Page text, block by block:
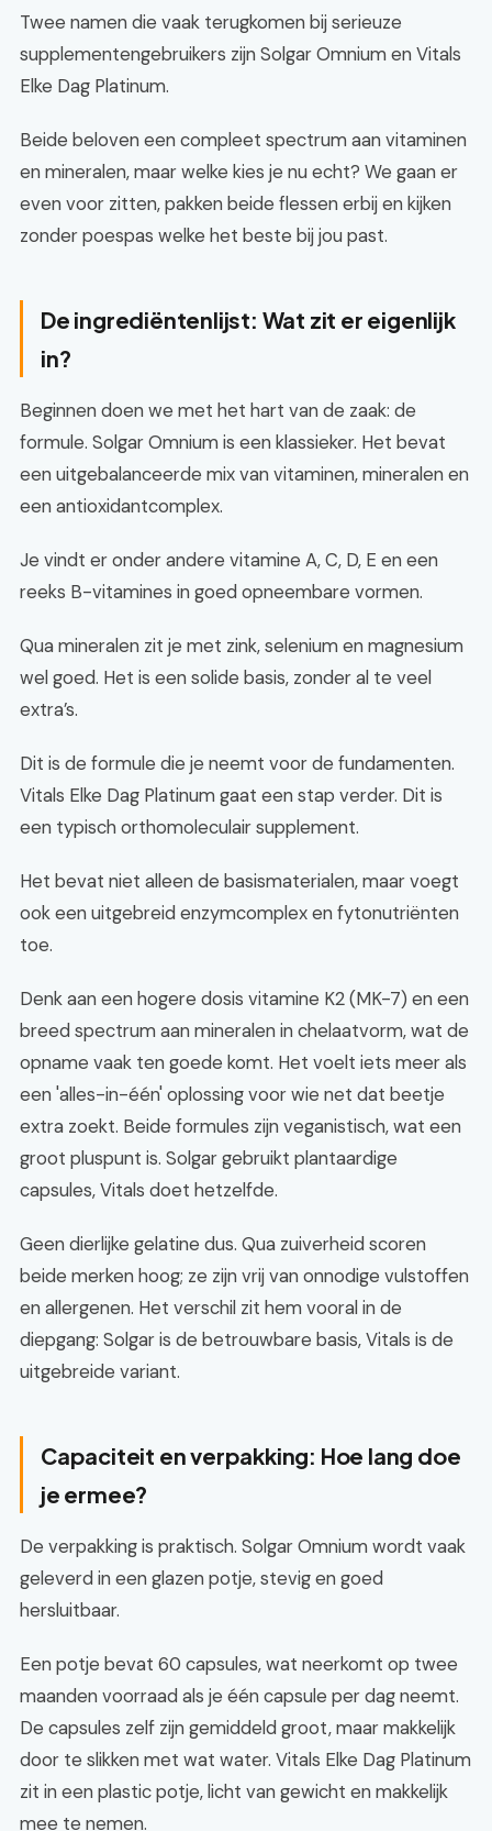
Twee namen die vaak terugkomen bij serieuze
supplementengebruikers zijn Solgar Omnium en Vitals
Elke Dag Platinum.
Beide beloven een compleet spectrum aan vitaminen
en mineralen, maar welke kies je nu echt? We gaan er
even voor zitten, pakken beide flessen erbij en kijken
zonder poespas welke het beste bij jou past.
De ingrediëntenlijst: Wat zit er eigenlijk
in?
Beginnen doen we met het hart van de zaak: de
formule. Solgar Omnium is een klassieker. Het bevat
een uitgebalanceerde mix van vitaminen, mineralen en
een antioxidantcomplex.
Je vindt er onder andere vitamine A, C, D, E en een
reeks B-vitamines in goed opneembare vormen.
Qua mineralen zit je met zink, selenium en magnesium
wel goed. Het is een solide basis, zonder al te veel
extra’s.
Dit is de formule die je neemt voor de fundamenten.
Vitals Elke Dag Platinum gaat een stap verder. Dit is
een typisch orthomoleculair supplement.
Het bevat niet alleen de basismaterialen, maar voegt
ook een uitgebreid enzymcomplex en fytonutriënten
toe.
Denk aan een hogere dosis vitamine K2 (MK-7) en een
breed spectrum aan mineralen in chelaatvorm, wat de
opname vaak ten goede komt. Het voelt iets meer als
een 'alles-in-één' oplossing voor wie net dat beetje
extra zoekt. Beide formules zijn veganistisch, wat een
groot pluspunt is. Solgar gebruikt plantaardige
capsules, Vitals doet hetzelfde.
Geen dierlijke gelatine dus. Qua zuiverheid scoren
beide merken hoog; ze zijn vrij van onnodige vulstoffen
en allergenen. Het verschil zit hem vooral in de
diepgang: Solgar is de betrouwbare basis, Vitals is de
uitgebreide variant.
Capaciteit en verpakking: Hoe lang doe
je ermee?
De verpakking is praktisch. Solgar Omnium wordt vaak
geleverd in een glazen potje, stevig en goed
hersluitbaar.
Een potje bevat 60 capsules, wat neerkomt op twee
maanden voorraad als je één capsule per dag neemt.
De capsules zelf zijn gemiddeld groot, maar makkelijk
door te slikken met wat water. Vitals Elke Dag Platinum
zit in een plastic potje, licht van gewicht en makkelijk
mee te nemen.